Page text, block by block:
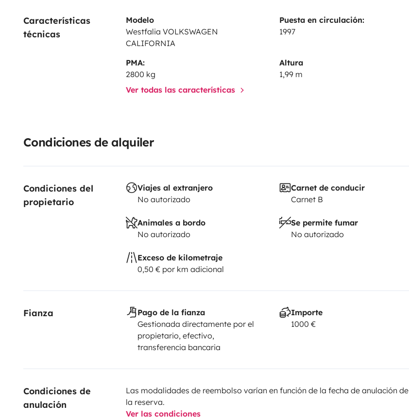
Características
técnicas
Modelo
Westfalia VOLKSWAGEN
CALIFORNIA
Puesta en circulación:
1997
PMA:
2800 kg
Altura
1,99 m
Ver todas las características
Condiciones de alquiler
Condiciones del
propietario
Viajes al extranjero
No autorizado
Carnet de conducir
Carnet B
Animales a bordo
No autorizado
Se permite fumar
No autorizado
Exceso de kilometraje
0,50 € por km adicional
Fianza
Pago de la fianza
Gestionada directamente por el
propietario, efectivo,
transferencia bancaria
Importe
1000 €
Condiciones de
anulación
Las modalidades de reembolso varían en función de la fecha de anulación de
la reserva.
Ver las condiciones